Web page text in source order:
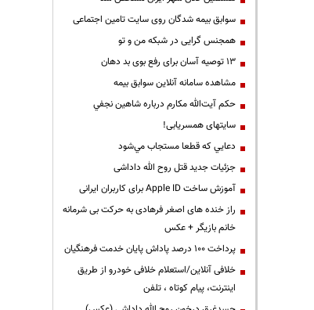
سوابق بیمه شدگان روی سایت تامین اجتماعی
همجنس گرایی در شبکه من و تو
13 توصیه آسان برای رفع بوی بد دهان
مشاهده سامانه آنلاين سوابق بیمه
حكم آيت‌الله مكارم درباره شاهين نجفي
سایتهای همسریابی!
دعايي كه قطعا مستجاب مي‌شود
جزئیات جدید قتل روح الله داداشی
آموزش ساخت Apple ID برای کاربران ایرانی
راز خنده های اصغر فرهادی به حرکت بی شرمانه
خانم بازیگر + عکس
پرداخت ۱۰۰ درصد پاداش پایان خدمت فرهنگیان
خلافی آنلاین/استعلام خلافی خودرو از طریق
اینترنت، پیام کوتاه ، تلفن